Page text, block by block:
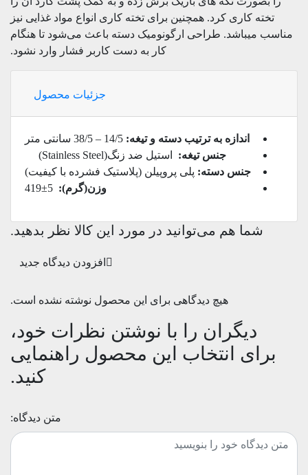
تخته کاری کرد. همچنین برای تخته کاری انواع مواد غذایی نیز
مناسب میباشد. طراحی ارگونومیک دسته باعث می‌شود تا هنگام
کار به دست کاربر فشار وارد نشود.
جزئیات محصول
اندازه به ترتیب دسته و تیغه:
جنس تیغه:
استیل ضد زنگ(Stainless Steel)
جنس دسته: پلی پروپیلن (پلاستیک فشرده با کیفیت)
وزن(گرم): 5±419
شما هم می‌توانید در مورد این کالا نظر بدهید.
افزودن دیدگاه جدید
هیچ دیدگاهی برای این محصول نوشته نشده است.
دیگران را با نوشتن نظرات خود،
برای انتخاب این محصول راهنمایی
کنید.
متن دیدگاه: